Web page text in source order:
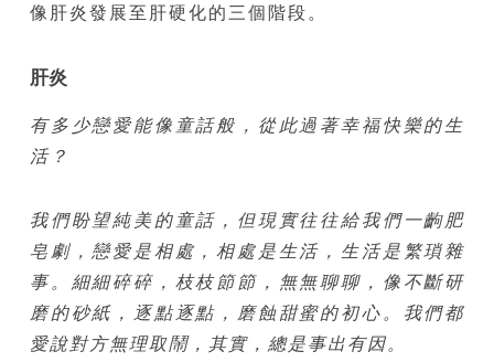
像肝炎發展至肝硬化的三個階段。
肝炎
有多少戀愛能像童話般，從此過著幸福快樂的生
活？
我們盼望純美的童話，但現實往往給我們一齣肥
皂劇，戀愛是相處，相處是生活，生活是繁瑣雜
事。細細碎碎，枝枝節節，無無聊聊，像不斷研
磨的砂紙，逐點逐點，磨蝕甜蜜的初心。我們都
愛說對方無理取鬧，其實，總是事出有因。